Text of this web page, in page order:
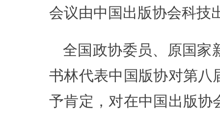
会议由中国出版协会科技
全国政协委员、原国家
书林代表中国版协对第八
予肯定，对在中国出版协